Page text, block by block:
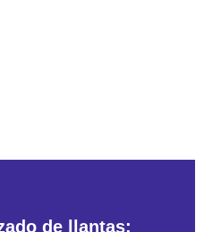
de llantas: